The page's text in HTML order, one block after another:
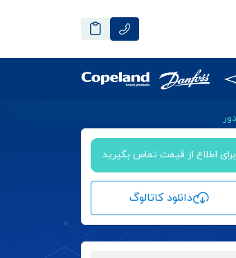
برای اطلاع از قیمت تماس بگیرید
دانلود کاتالوگ